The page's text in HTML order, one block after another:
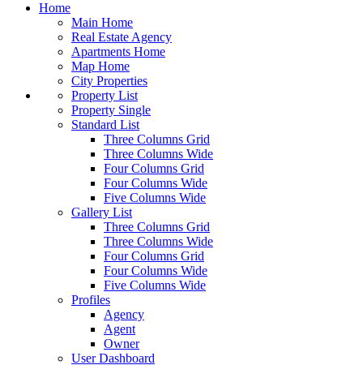
Home
Main Home
Real Estate Agency
Apartments Home
Map Home
City Properties
Property List
Property Single
Standard List
Three Columns Grid
Three Columns Wide
Four Columns Grid
Four Columns Wide
Five Columns Wide
Gallery List
Three Columns Grid
Three Columns Wide
Four Columns Grid
Four Columns Wide
Five Columns Wide
Profiles
Agency
Agent
Owner
User Dashboard